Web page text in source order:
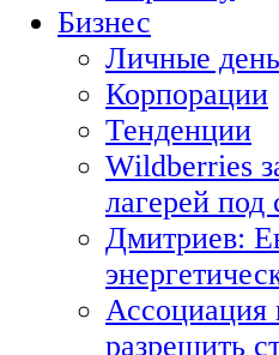
Бизнес
Личные
Корпорации
Тенденции
Wildberries
лагерей
Дмитриев:
Ассоциация
разрешить